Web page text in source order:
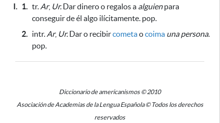
I. 1. tr. Ar, Ur. Dar dinero o regalos a alguien para
conseguir de él algo ilícitamente. pop.
2. intr. Ar, Ur. Dar o recibircometaocoima una persona.
pop.
Diccionario de americanismos © 2010
Asociación de Academias de la Lengua Española © Todos los derechos
reservados